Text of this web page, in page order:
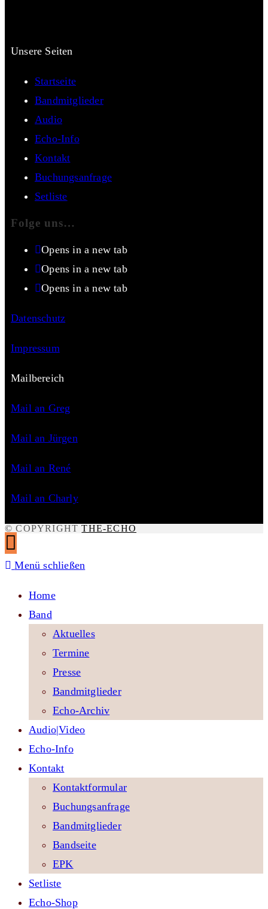
Unsere Seiten
Startseite
Bandmitglieder
Audio
Echo-Info
Kontakt
Buchungsanfrage
Setliste
Folge uns…
Opens in a new tab
Opens in a new tab
Opens in a new tab
Datenschutz
Impressum
Mailbereich
Mail an Greg
Mail an Jürgen
Mail an René
Mail an Charly
© COPYRIGHTTHE-ECHO
Menü schließen
Home
Band
Aktuelles
Termine
Presse
Bandmitglieder
Echo-Archiv
Audio|Video
Echo-Info
Kontakt
Kontaktformular
Buchungsanfrage
Bandmitglieder
Bandseite
EPK
Setliste
Echo-Shop